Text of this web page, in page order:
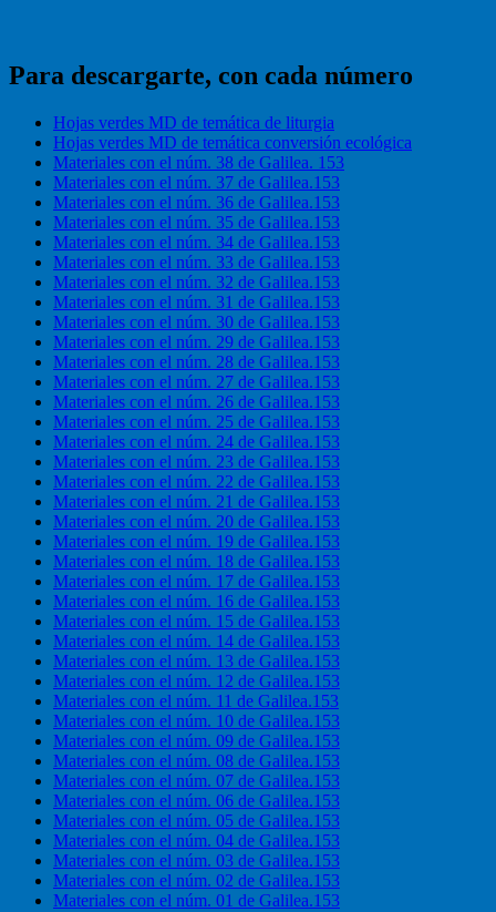
Para descargarte, con cada número
Hojas verdes MD de temática de liturgia
Hojas verdes MD de temática conversión ecológica
Materiales con el núm. 38 de Galilea. 153
Materiales con el núm. 37 de Galilea.153
Materiales con el núm. 36 de Galilea.153
Materiales con el núm. 35 de Galilea.153
Materiales con el núm. 34 de Galilea.153
Materiales con el núm. 33 de Galilea.153
Materiales con el núm. 32 de Galilea.153
Materiales con el núm. 31 de Galilea.153
Materiales con el núm. 30 de Galilea.153
Materiales con el núm. 29 de Galilea.153
Materiales con el núm. 28 de Galilea.153
Materiales con el núm. 27 de Galilea.153
Materiales con el núm. 26 de Galilea.153
Materiales con el núm. 25 de Galilea.153
Materiales con el núm. 24 de Galilea.153
Materiales con el núm. 23 de Galilea.153
Materiales con el núm. 22 de Galilea.153
Materiales con el núm. 21 de Galilea.153
Materiales con el núm. 20 de Galilea.153
Materiales con el núm. 19 de Galilea.153
Materiales con el núm. 18 de Galilea.153
Materiales con el núm. 17 de Galilea.153
Materiales con el núm. 16 de Galilea.153
Materiales con el núm. 15 de Galilea.153
Materiales con el núm. 14 de Galilea.153
Materiales con el núm. 13 de Galilea.153
Materiales con el núm. 12 de Galilea.153
Materiales con el núm. 11 de Galilea.153
Materiales con el núm. 10 de Galilea.153
Materiales con el núm. 09 de Galilea.153
Materiales con el núm. 08 de Galilea.153
Materiales con el núm. 07 de Galilea.153
Materiales con el núm. 06 de Galilea.153
Materiales con el núm. 05 de Galilea.153
Materiales con el núm. 04 de Galilea.153
Materiales con el núm. 03 de Galilea.153
Materiales con el núm. 02 de Galilea.153
Materiales con el núm. 01 de Galilea.153